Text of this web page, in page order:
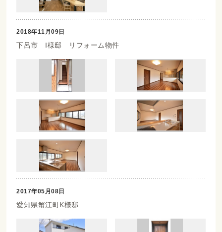
2018年11月09日
下呂市 I様邸 リフォーム物件
2017年05月08日
愛知県蟹江町K様邸